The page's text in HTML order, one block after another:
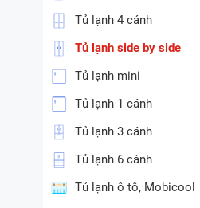
Tủ lạnh 4 cánh
Tủ lạnh side by side
Tủ lạnh mini
Tủ lạnh 1 cánh
Tủ lạnh 3 cánh
Tủ lạnh 6 cánh
Tủ lạnh ô tô, Mobicool